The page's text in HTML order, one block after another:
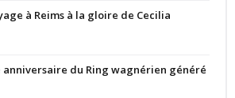
à Reims à la gloire de Cecilia
anniversaire du Ring wagnérien généré